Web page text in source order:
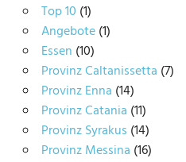
Top 10 (1)
Angebote(1)
Essen (10)
Provinz Caltanissetta (7)
Provinz Enna (14)
Provinz Catania (11)
Provinz Syrakus (14)
Provinz Messina (16)